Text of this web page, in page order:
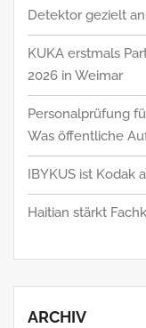
Detektor gezielt
KUKA erstmals
2026 in Weimar
Personalprüfung
Was öffentliche
IBYKUS ist Kodak
Haitian stärkt
ARCHIV